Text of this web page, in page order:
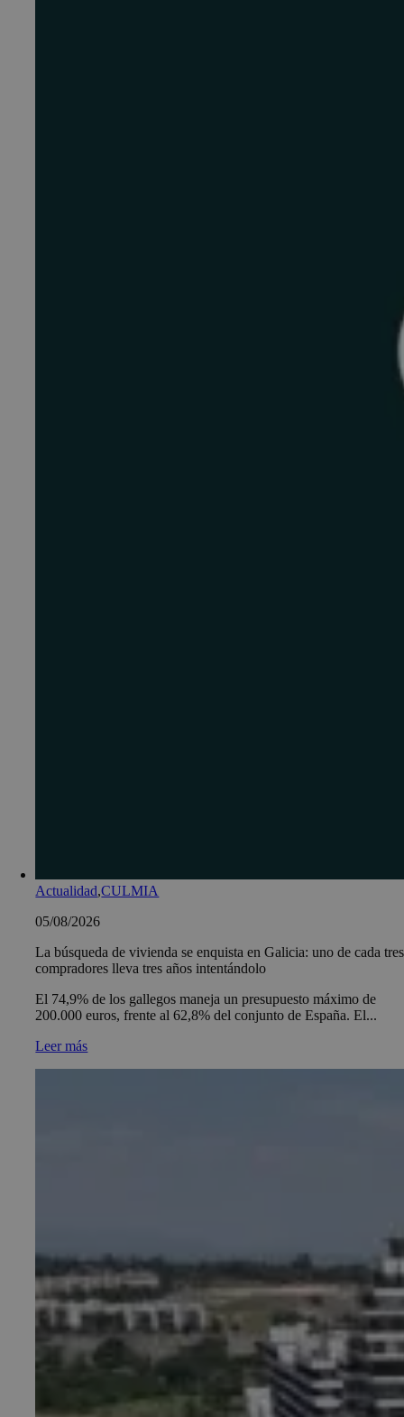
Actualidad,CULMIA
05/08/2026
La búsqueda de vivienda se enquista en Galicia: uno de cada tres
compradores lleva tres años intentándolo
El 74,9% de los gallegos maneja un presupuesto máximo de
200.000 euros, frente al 62,8% del conjunto de España. El...
Leer más